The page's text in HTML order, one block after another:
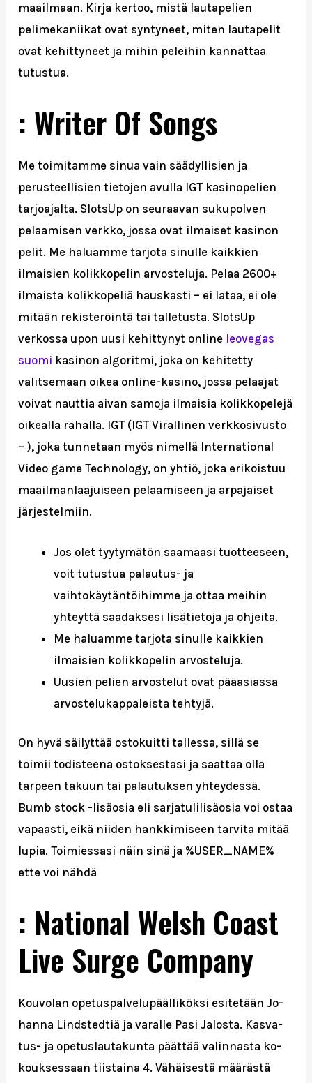
maailmaan. Kirja kertoo, mistä lautapelien
pelimekaniikat ovat syntyneet, miten lautapelit
ovat kehittyneet ja mihin peleihin kannattaa
tutustua.
: Writer Of Songs
Me toimitamme sinua vain säädyllisien ja
perusteellisien tietojen avulla IGT kasinopelien
tarjoajalta. SlotsUp on seuraavan sukupolven
pelaamisen verkko, jossa ovat ilmaiset kasinon
pelit. Me haluamme tarjota sinulle kaikkien
ilmaisien kolikkopelin arvosteluja. Pelaa 2600+
ilmaista kolikkopeliä hauskasti – ei lataa, ei ole
mitään rekisteröintä tai talletusta. SlotsUp
verkossa upon uusi kehittynyt online leovegas
suomi kasinon algoritmi, joka on kehitetty
valitsemaan oikea online-kasino, jossa pelaajat
voivat nauttia aivan samoja ilmaisia kolikkopelejä
oikealla rahalla. IGT (IGT Virallinen verkkosivusto
– ), joka tunnetaan myös nimellä International
Video game Technology, on yhtiö, joka erikoistuu
maailmanlaajuiseen pelaamiseen ja arpajaiset
järjestelmiin.
Jos olet tyytymätön saamaasi tuotteeseen,
voit tutustua palautus- ja
vaihtokäytäntöihimme ja ottaa meihin
yhteyttä saadaksesi lisätietoja ja ohjeita.
Me haluamme tarjota sinulle kaikkien
ilmaisien kolikkopelin arvosteluja.
Uusien pelien arvostelut ovat pääasiassa
arvostelukappaleista tehtyjä.
On hyvä säilyttää ostokuitti tallessa, sillä se
toimii todisteena ostoksestasi ja saattaa olla
tarpeen takuun tai palautuksen yhteydessä.
Bumb stock -lisäosia eli sarjatulilisäosia voi ostaa
vapaasti, eikä niiden hankkimiseen tarvita mitää
lupia. Toimiessasi näin sinä ja %USER_NAME%
ette voi nähdä
: National Welsh Coast
Live Surge Company
Kou­vo­lan ope­tus­pal­ve­lu­pääl­li­kök­si esi­te­tään Jo­
han­na Linds­ted­tiä ja va­ral­le Pasi Ja­los­ta. Kas­va­
tus- ja ope­tus­lau­ta­kun­ta päät­tää va­lin­nas­ta ko­
kouk­ses­saan tiis­tai­na 4. Vähäisestä määrästä